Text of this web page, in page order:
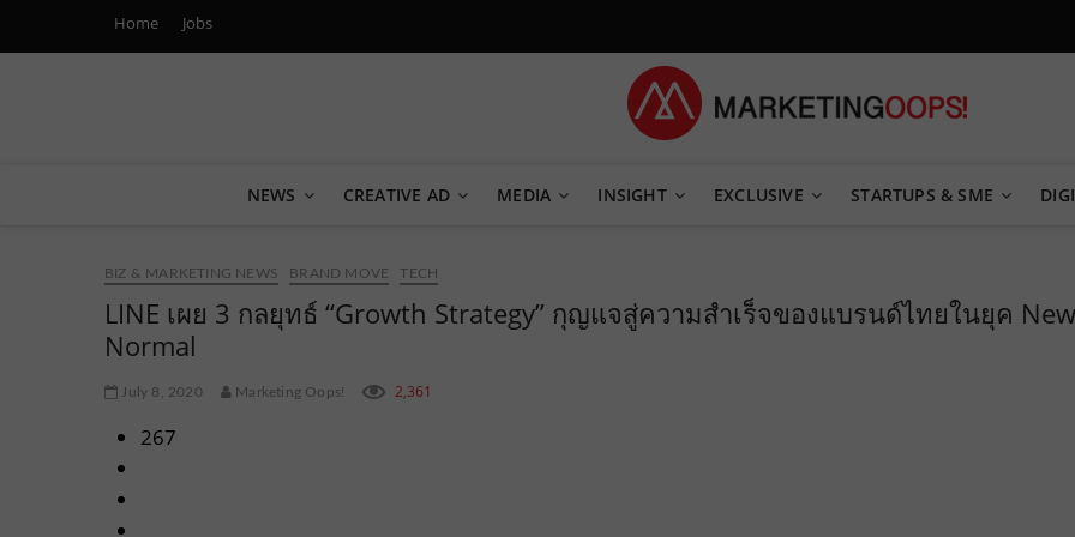
Home Jobs
Marketing Oops!
NEWS CREATIVE AD MEDIA INSIGHT EXCLUSIVE STARTUPS & SME
BIZ & MARKETING NEWS BRAND MOVE TECH
LINE เผย 3 กลยุทธ์ “Growth Strategy” กุญแจสู่ความสำเร็จของแบรนด์ไทยในยุค New
Normal
July 8, 2020 Marketing Oops! 2,361
267